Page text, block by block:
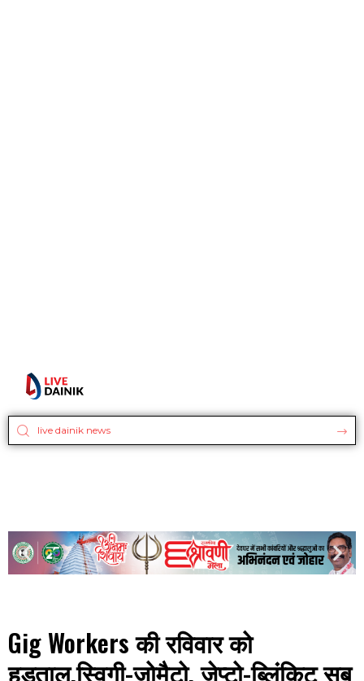
Gig Workers की रविवार को
हड़ताल,स्विगी-जोमैटो, जेप्‍टो-ब्लिंकिट सब